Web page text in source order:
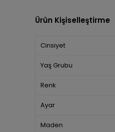
Ürün Kişiselleştirme
Cinsiyet
Yaş Grubu
Renk
Ayar
Maden